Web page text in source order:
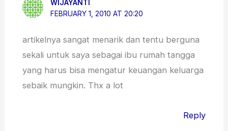
WIJAYANTI
FEBRUARY 1, 2010 AT 20:20
artikelnya sangat menarik dan tentu berguna
sekali untuk saya sebagai ibu rumah tangga
yang harus bisa mengatur keuangan keluarga
sebaik mungkin. Thx a lot
Reply